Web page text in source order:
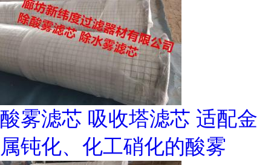
酸雾滤芯 吸收塔滤芯 适配金
属钝化、化工硝化的酸雾